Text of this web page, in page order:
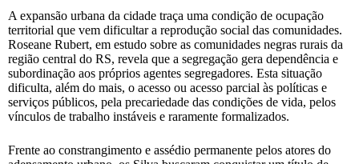
A expansão urbana da cidade traça uma condição de ocupação
territorial que vem dificultar a reprodução social das comunidades.
Roseane Rubert, em estudo sobre as comunidades negras rurais da
região central do RS, revela que a segregação gera dependência e
subordinação aos próprios agentes segregadores. Esta situação
dificulta, além do mais, o acesso ou acesso parcial às políticas e
serviços públicos, pela precariedade das condições de vida, pelos
vínculos de trabalho instáveis e raramente formalizados.
Frente ao constrangimento e assédio permanente pelos atores do